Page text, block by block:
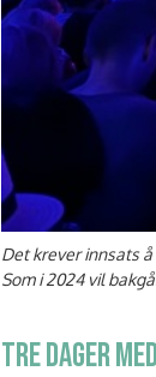
Det krever innsats
Som i 2024 vil
TRE DAGER